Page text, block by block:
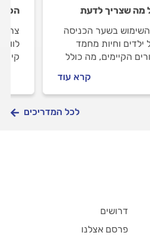
מה שצריך לדעת
בשער הכניסה
ילדים וחיות מחמד
הקיימים, מה כולל
במדריך שלפניכם.
קרא עוד
הכל
לכל המדריכים
דרושים
פרסם אצלנו